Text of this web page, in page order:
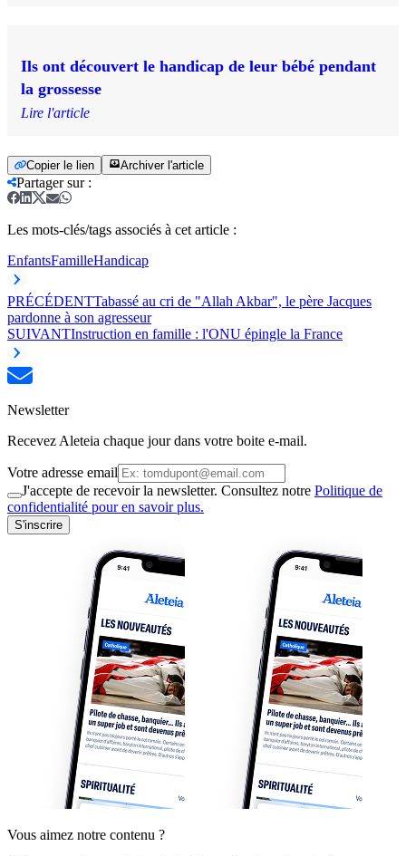
Ils ont découvert le handicap de leur bébé pendant
la grossesse
Lire l'article
Copier le lien Archiver l'article
Partager sur:
Les mots-clés/tags associés à cet article :
EnfantsFamilleHandicap
PRÉCÉDENTTabassé au cri de "Allah Akbar", le père Jacques
pardonne à son agresseur
SUIVANTInstruction en famille : l'ONU épingle la France
Newsletter
Recevez Aleteia chaque jour dans votre boite e-mail.
Votre adresse email
J'accepte de recevoir la newsletter. Consultez notre Politique de
confidentialité pour en savoir plus.
S'inscrire
Vous aimez notre contenu ?